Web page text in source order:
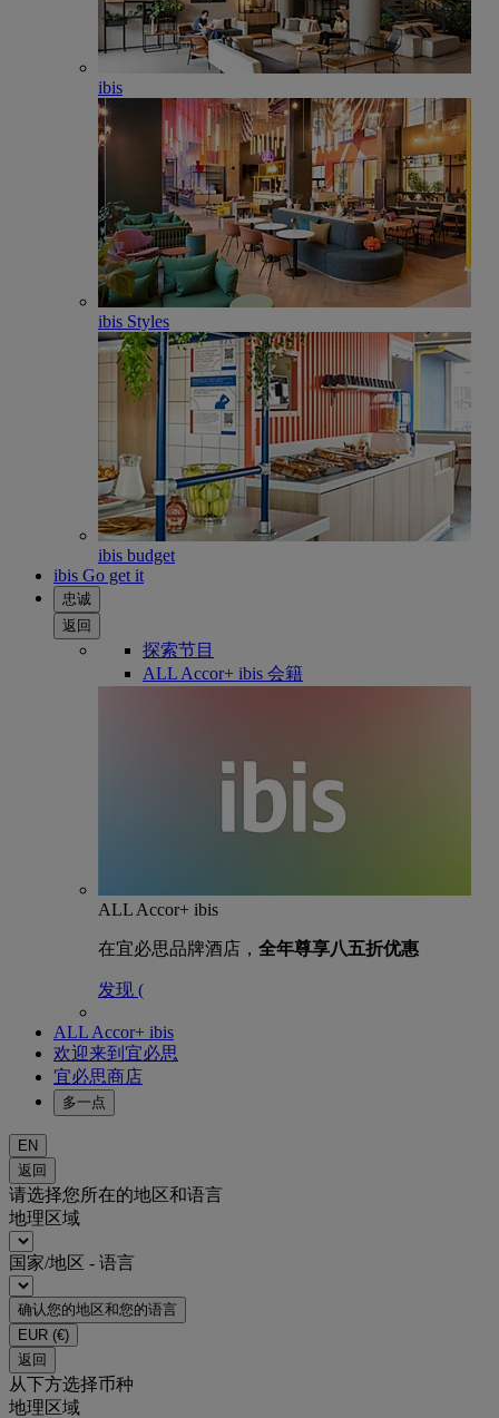
ibis
ibis Styles
ibis budget
ibis Go get it
忠诚
返回
探索节目
ALL Accor+ ibis 会籍
ALL Accor+ ibis
在宜必思品牌酒店， 全年尊享八五折优惠
发现 (
ALL Accor+ ibis
欢迎来到宜必思
宜必思商店
多一点
EN
返回
请选择您所在的地区和语言
地理区域
国家/地区 - 语言
确认您的地区和您的语言
EUR (€)
返回
从下方选择币种
地理区域